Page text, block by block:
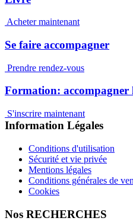
Acheter maintenant
Se faire accompagner
Prendre rendez-vous
Formation: accompagner
S'inscrire maintenant
Information Légales
Conditions d'utilisation
Sécurité et vie privée
Mentions légales
Conditions générales de
Cookies
Nos RECHERCHES